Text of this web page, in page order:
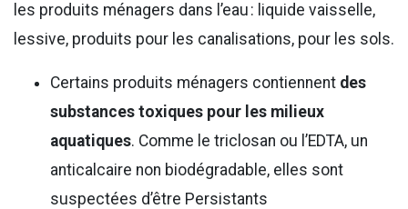
les produits ménagers dans l’eau : liquide vaisselle,
lessive, produits pour les canalisations, pour les sols.
Certains produits ménagers contiennent des
substances toxiques pour les milieux
aquatiques. Comme le triclosan ou l’EDTA, un
anticalcaire non biodégradable, elles sont
suspectées d’être Persistants